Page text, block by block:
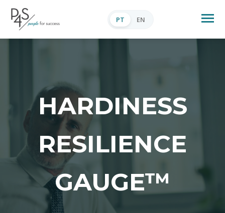
PT EN
HARDINESS
RESILIENCE
GAUGE™